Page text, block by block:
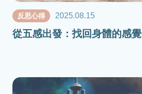
反思心得 2025.08.15
從五感出發：找回身體的感覺